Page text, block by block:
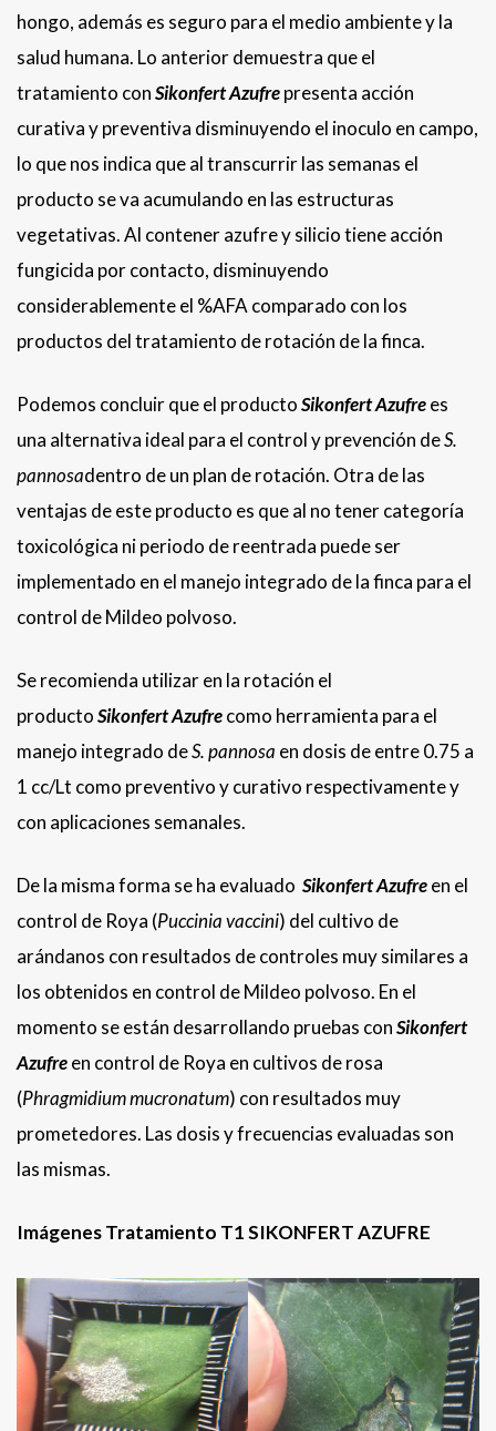
hongo, además es seguro para el medio ambiente y la
salud humana. Lo anterior demuestra que el
tratamiento conSikonfert Azufrepresenta acción
curativa y preventiva disminuyendo el inoculo en campo,
lo que nos indica que al transcurrir las semanas el
producto se va acumulando en las estructuras
vegetativas. Al contener azufre y silicio tiene acción
fungicida por contacto, disminuyendo
considerablemente el %AFA comparado con los
productos del tratamiento de rotación de la finca.
Podemos concluir que el productoSikonfert Azufrees
una alternativa ideal para el control y prevención deS.
pannosadentro de un plan de rotación. Otra de las
ventajas de este producto es que al no tener categoría
toxicológica ni periodo de reentrada puede ser
implementado en el manejo integrado de la finca para el
control de Mildeo polvoso.
Se recomienda utilizar en la rotación el
productoSikonfert Azufrecomo herramienta para el
manejo integrado deS. pannosa en dosis de entre 0.75 a
1 cc/Lt como preventivo y curativo respectivamente y
con aplicaciones semanales.
De la misma forma se ha evaluado Sikonfert Azufreen el
control de Roya (Puccinia vaccini) del cultivo de
arándanos con resultados de controles muy similares a
los obtenidos en control de Mildeo polvoso. En el
momento se están desarrollando pruebas conSikonfert
Azufreen control de Roya en cultivos de rosa
(Phragmidium mucronatum) con resultados muy
prometedores. Las dosis y frecuencias evaluadas son
las mismas.
Imágenes Tratamiento T1 SIKONFERT AZUFRE